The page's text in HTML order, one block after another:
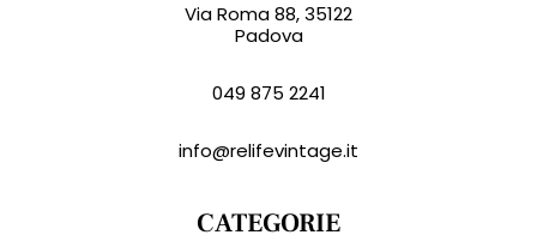
CATEGORIE
Via Roma 88, 35122
Padova
049 875 2241
info@relifevintage.it